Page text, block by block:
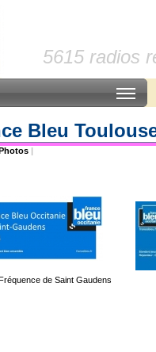
5615 radios
Bleu
|
de Saint Gaudens